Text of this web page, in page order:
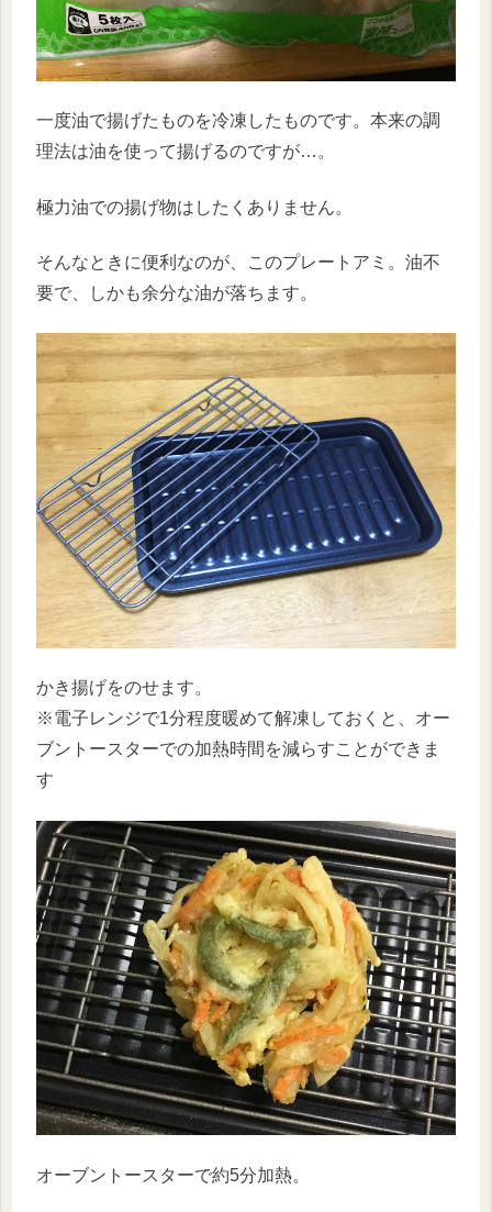
一度油で揚げたものを冷凍したものです。本来の調
理法は油を使って揚げるのですが…。
極力油での揚げ物はしたくありません。
そんなときに便利なのが、このプレートアミ。油不
要で、しかも余分な油が落ちます。
かき揚げをのせます。
※電子レンジで1分程度暖めて解凍しておくと、オー
ブントースターでの加熱時間を減らすことができま
す
オーブントースターで約5分加熱。